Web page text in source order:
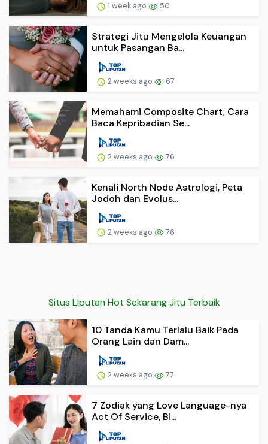
1 week ago 50
Strategi Jitu Mengelola Keuangan
untuk Pasangan Ba...
2 weeks ago 67
Memahami Composite Chart, Cara
Baca Kepribadian Se...
2 weeks ago 76
Kenali North Node Astrologi, Peta
Jodoh dan Evolus...
2 weeks ago 76
Situs Liputan Hot Sekarang Jitu Terbaik
10 Tanda Kamu Terlalu Baik Pada
Orang Lain dan Dam...
2 weeks ago 77
7 Zodiak yang Love Language-nya
Act Of Service, Bi...